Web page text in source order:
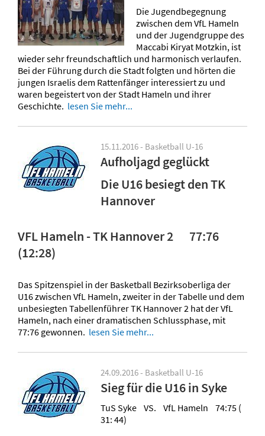
Die Jugendbegegnung
zwischen dem VfL Hameln
und der Jugendgruppe des
Maccabi Kiryat Motzkin, ist
wieder sehr freundschaftlich und harmonisch verlaufen.
Bei der Führung durch die Stadt folgten und hörten die
jungen Israelis dem Rattenfänger interessiert zu und
waren begeistert von der Stadt Hameln und ihrer
Geschichte. lesen Sie mehr...
15.11.2016 - Basketball U-16
Aufholjagd geglückt
Die U16 besiegt den TK
Hannover
VFL Hameln - TK Hannover 2 77:76
(12:28)
Das Spitzenspiel in der Basketball Bezirksoberliga der
U16 zwischen VfL Hameln, zweiter in der Tabelle und dem
unbesiegten Tabellenführer TK Hannover 2 hat der VfL
Hameln, nach einer dramatischen Schlussphase, mit
77:76 gewonnen. lesen Sie mehr...
24.09.2016 - Basketball U-16
Sieg für die U16 in Syke
TuS Syke VS. VfL Hameln 74:75 (
31: 44)